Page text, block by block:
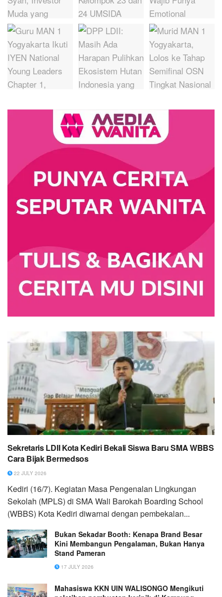
Sekretaris LDII Kota Kediri Bekali Siswa Baru SMA WBBS
Cara Bijak Bermedsos
22 JULY 2026
Kediri (16/7). Kegiatan Masa Pengenalan Lingkungan
Sekolah (MPLS) di SMA Wali Barokah Boarding School
(WBBS) Kota Kediri diwarnai dengan pembekalan...
Bukan Sekadar Booth: Kenapa Brand Besar
Kini Membangun Pengalaman, Bukan Hanya
Stand Pameran
17 JULY 2026
Mahasiswa KKN UIN WALISONGO Mengikuti